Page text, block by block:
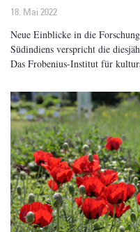
18. Mai 2022
Neue Einblicke in die
Südindiens verspricht die
Das Frobenius-Institut für